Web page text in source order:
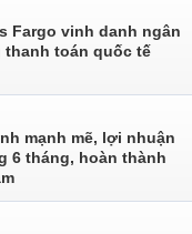
Fargo vinh danh ngân
toán quốc tế
mạnh mẽ, lợi nhuận
6 tháng, hoàn thành